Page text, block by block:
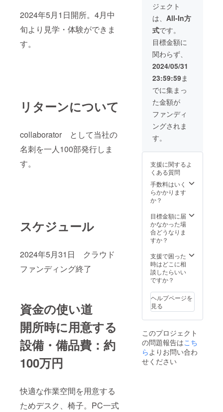
2024年5月1日開所。4月中
旬より見学・体験ができま
す。
リターンについて
collaborator として当社の
名刺を一人100部発行しま
す。
スケジュール
2024年5月31日 クラウド
ファンディング終了
資金の使い道
開所時に用意する
設備・備品費：約
100万円
快適な作業空間を用意する
ためデスク、椅子。PC一式
ジェクト
は、 All-In方
式です。
目標金額に
関わらず、
2024/05/31
23:59:59ま
でに集まっ
た金額が
ファンディ
ングされま
す。
支援に関するよ
くある質問
手数料はいく
らかかります
か？
目標金額に届
かなかった場
合どうなりま
すか？
支援で困った
時はどこに相
談したらいい
ですか？
ヘルプページを
見る
このプロジェクト
の問題報告はこち
らよりお問い合わ
せください